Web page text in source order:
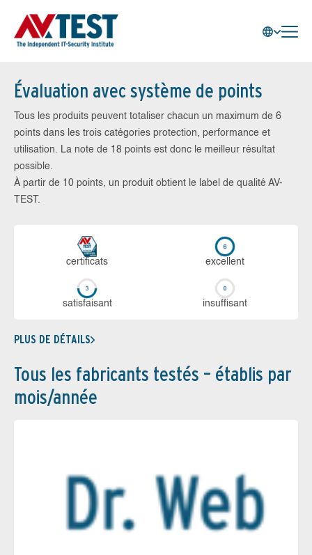
Évaluation avec système de points
Tous les produits peuvent totaliser chacun un maximum de 6
points dans les trois catégories protection, performance et
utilisation. La note de 18 points est donc le meilleur résultat
possible.
À partir de 10 points, un produit obtient le label de qualité AV-
TEST.
certi­ficats ex­cellent
sa­tis­fai­sant in­suf­fi­sant
PLUS DE DÉTAILS
Tous les fabricants testés – établis par
mois/année